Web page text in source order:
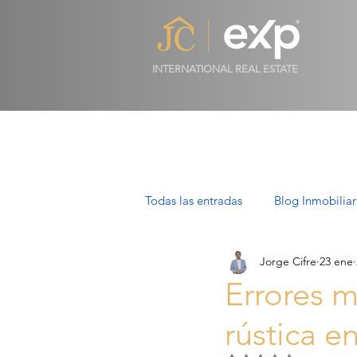
INTERNATIONAL REAL ESTATE
Todas las entradas Blog
Propiedades de Lujo en Mallorca
Villas en Mallorca: Lujo, Estilo
Errores
rústica
Jorge Cifre 23 ene